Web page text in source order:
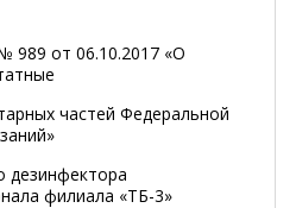
989 от 06.10.2017 «О
частей Федеральной
дезинфектора
филиала «ТБ-3»